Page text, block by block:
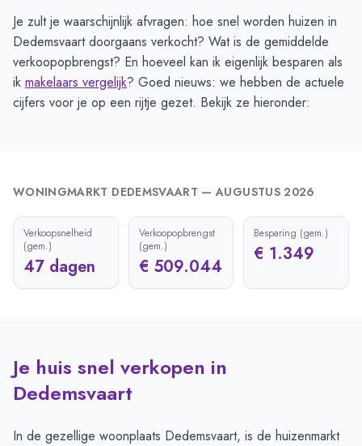
Je zult je waarschijnlijk afvragen: hoe snel worden huizen in
Dedemsvaart doorgaans verkocht? Wat is de gemiddelde
verkoopopbrengst? En hoeveel kan ik eigenlijk besparen als
ik makelaars vergelijk? Goed nieuws: we hebben de actuele
cijfers voor je op een rijtje gezet. Bekijk ze hieronder:
WONINGMARKT DEDEMSVAART —AUGUSTUS 2026
Verkoopsnelheid
(gem.)
47 dagen
Verkoopopbrengst
(gem.)
€ 509.044
Besparing (gem.)
€ 1.349
Je huis snel verkopen in
Dedemsvaart
In de gezellige woonplaats Dedemsvaart, is de huizenmarkt